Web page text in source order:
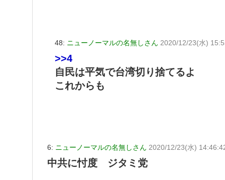
48: ニューノーマルの名無しさん 2020/12/23(水)
>>4
自民は平気で台湾切り捨てるよ
これからも
6: ニューノーマルの名無しさん 2020/12/23(水)
中共に忖度 ジタミ党